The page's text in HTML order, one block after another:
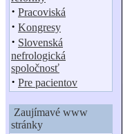
· Pracoviská
· Kongresy
· Slovenská
nefrologická
spoločnosť
· Pre pacientov
Zaujímavé www
stránky